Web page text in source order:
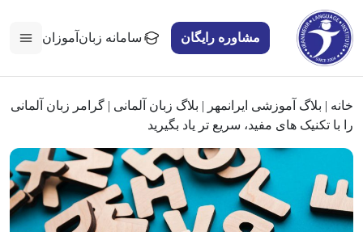
مشاوره رایگان سامانه زبان‌آموزان
خانه | بلاگ آموزشی ایرانمهر | بلاگ زبان آلمانی | گرامر زبان آلمانی
را با تکنیک های مفید، سریع تر یاد بگیرید